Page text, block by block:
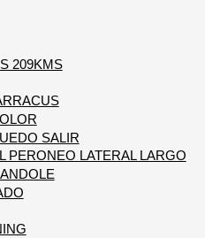
209KMS
SALIR
PERONEO LATERAL LARGO